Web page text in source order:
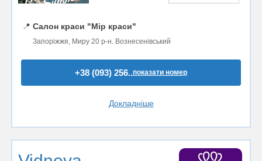
📍 Салон краси "Мір краси"
Запоріжжя, Миру 20 р-н. Вознесенівський
+38 (093) 256..показати номер
Докладніше